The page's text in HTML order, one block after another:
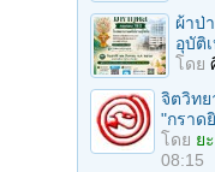
ผ้าป่
อุบัติ
โดย
จิตวิทย
"กราด
โดย ย
08:15